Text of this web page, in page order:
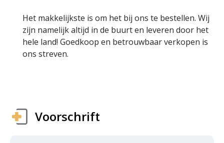
Het makkelijkste is om het bij ons te bestellen. Wij
zijn namelijk altijd in de buurt en leveren door het
hele land! Goedkoop en betrouwbaar verkopen is
ons streven.
Voorschrift